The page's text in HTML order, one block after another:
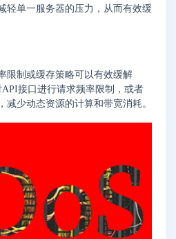
轻单一服务器的压力，从而有效缓
限制或缓存策略可以有效缓解
接口进行请求频率限制，或者
减少动态资源的计算和带宽消耗。